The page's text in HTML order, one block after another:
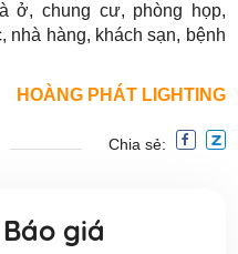
ở, chung cư, phòng họp,
nhà hàng, khách sạn, bệnh
HOÀNG PHÁT LIGHTING
Chia sẻ:
giá